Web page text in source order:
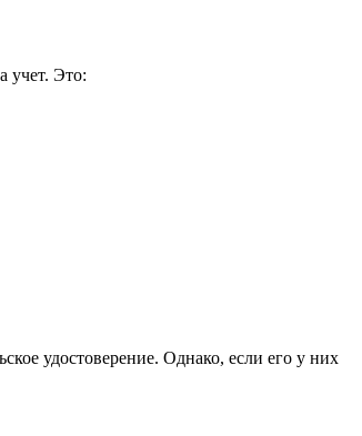
учет. Это:
удостоверение. Однако, если его у них